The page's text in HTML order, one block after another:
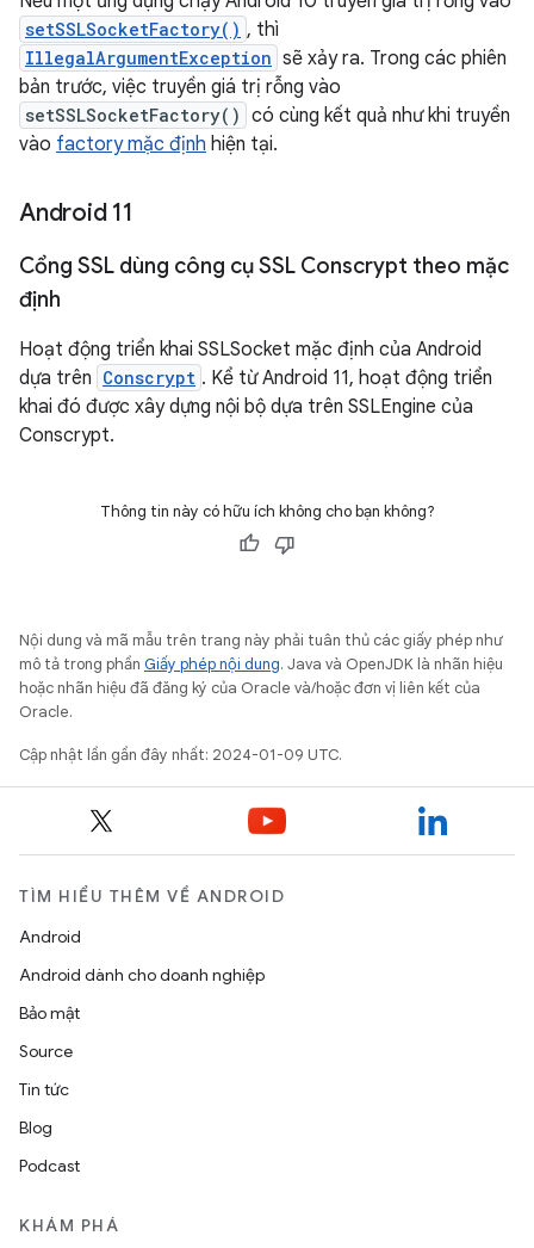
setSSLSocketFactory() , thì
IllegalArgumentException sẽ xảy ra. Trong các phiên
bản trước, việc truyền giá trị rỗng vào
setSSLSocketFactory() có cùng kết quả như khi truyền
vào factory mặc định hiện tại.
Android 11
Cổng SSL dùng công cụ SSL Conscrypt theo mặc
định
Hoạt động triển khai SSLSocket mặc định của Android
dựa trên Conscrypt . Kể từ Android 11, hoạt động triển
khai đó được xây dựng nội bộ dựa trên SSLEngine của
Conscrypt.
Thông tin này có hữu ích không cho bạn không?
Nội dung và mã mẫu trên trang này phải tuân thủ các giấy phép như
mô tả trong phần Giấy phép nội dung. Java và OpenJDK là nhãn hiệu
hoặc nhãn hiệu đã đăng ký của Oracle và/hoặc đơn vị liên kết của
Oracle.
Cập nhật lần gần đây nhất: 2024-01-09 UTC.
TÌM HIỂU THÊM VỀ ANDROID
Android
Android dành cho doanh nghiệp
Bảo mật
Source
Tin tức
Blog
Podcast
KHÁM PHÁ